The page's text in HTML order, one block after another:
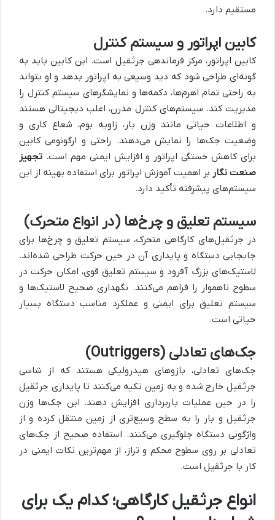
مستقیم دارد.
کابین اپراتور و سیستم کنترل
کابین اپراتور، مرکز فرماندهی جرثقیل است. این کابین باید به
گونه‌ای طراحی شود که دید وسیعی به اپراتور بدهد و او بتواند
به راحتی تمام اهرم‌ها، دکمه‌ها و نمایشگرهای سیستم کنترل را
مدیریت کند. سیستم‌های کنترل مدرن، اغلب دیجیتالی هستند
و اطلاعات حیاتی مانند وزن بار، زاویه بوم، شعاع کاری و
وضعیت جک‌ها را نمایش می‌دهند. راحتی و ارگونومی کابین
برای کاهش خستگی اپراتور و افزایش ایمنی مهم است. تجهیز
صنعت نگار بر اهمیت آموزش اپراتور برای استفاده بهینه از این
سیستم‌های پیشرفته تأکید دارد.
سیستم تعلیق و چرخ‌ها (در انواع متحرک)
در جرثقیل‌های کارگاهی متحرک، سیستم تعلیق و چرخ‌ها برای
جابجایی دستگاه و پایداری آن در حین حرکت طراحی شده‌اند.
لاستیک‌های بزرگ آفرود و سیستم تعلیق قوی، امکان حرکت در
سطوح ناهموار را فراهم می‌کنند. نگهداری صحیح لاستیک‌ها و
سیستم تعلیق برای ایمنی و عملکرد مناسب دستگاه بسیار
حیاتی است.
جک‌های تعادلی (Outriggers)
جک‌های تعادلی، بازوهای هیدرولیکی هستند که از شاسی
جرثقیل خارج شده و به زمین تکیه می‌کنند تا پایداری جرثقیل
را در حین عملیات باربرداری افزایش دهند. این جک‌ها وزن
جرثقیل و بار را به سطح وسیع‌تری از زمین منتقل کرده و از
واژگونی دستگاه جلوگیری می‌کنند. استفاده صحیح از جک‌های
تعادلی بر روی سطوح محکم و تراز، از مهم‌ترین نکات ایمنی در
کار با جرثقیل است.
انواع جرثقیل کارگاهی؛ کدام یک برای